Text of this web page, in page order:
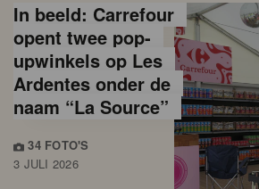
In beeld: Carrefour
opent twee pop-
upwinkels op Les
Ardentes onder de
naam “La Source”
34 FOTO'S
3 JULI 2026